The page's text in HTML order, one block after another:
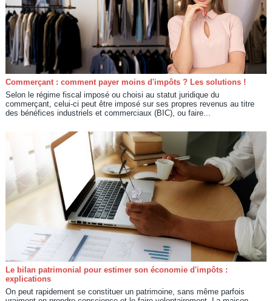
Commerçant : comment payer moins d'impôts ? Les solutions !
Selon le régime fiscal imposé ou choisi au statut juridique du
commerçant, celui-ci peut être imposé sur ses propres revenus au titre
des bénéfices industriels et commerciaux (BIC), ou faire...
Le bilan patrimonial pour estimer son économie d'impôts :
explications
On peut rapidement se constituer un patrimoine, sans même parfois